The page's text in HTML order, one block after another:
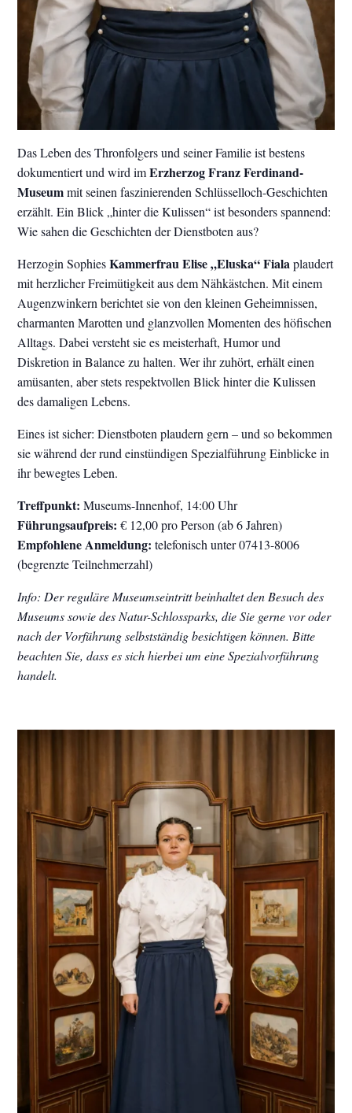
Das Leben des Thronfolgers und seiner Familie ist bestens
dokumentiert und wird imErzherzog Franz Ferdinand-
Museummit seinen faszinierenden Schlüsselloch-Geschichten
erzählt. Ein Blick „hinter die Kulissen“ ist besonders spannend:
Wie sahen die Geschichten der Dienstboten aus?
Herzogin SophiesKammerfrau Elise „Eluska“ Fialaplaudert
mit herzlicher Freimütigkeit aus dem Nähkästchen. Mit einem
Augenzwinkern berichtet sie von den kleinen Geheimnissen,
charmanten Marotten und glanzvollen Momenten des höfischen
Alltags. Dabei versteht sie es meisterhaft, Humor und
Diskretion in Balance zu halten. Wer ihr zuhört, erhält einen
amüsanten, aber stets respektvollen Blick hinter die Kulissen
des damaligen Lebens.
Eines ist sicher: Dienstboten plaudern gern – und so bekommen
sie während der rund einstündigen Spezialführung Einblicke in
ihr bewegtes Leben.
Treffpunkt: Museums-Innenhof, 14:00 Uhr
Führungsaufpreis: € 12,00 pro Person (ab 6 Jahren)
Empfohlene Anmeldung: telefonisch unter 07413-8006
(begrenzte Teilnehmerzahl)
Info: Der reguläre Museumseintritt beinhaltet den Besuch des
Museums sowie des Natur-Schlossparks, die Sie gerne vor oder
nach der Vorführung selbstständig besichtigen können. Bitte
beachten Sie, dass es sich hierbei um eine Spezialvorführung
handelt.